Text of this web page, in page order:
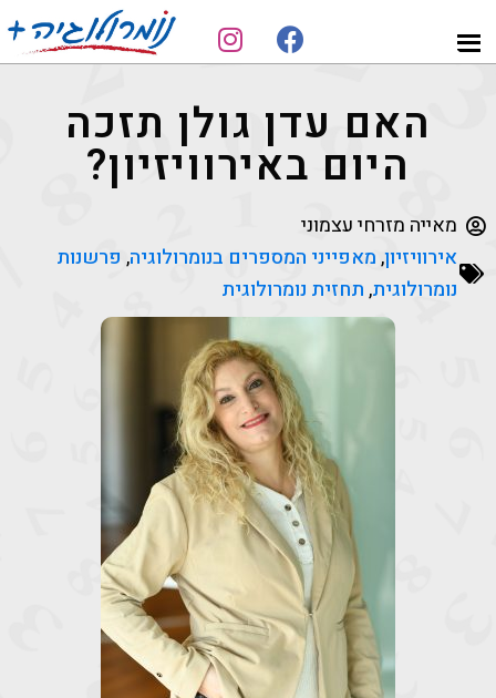
toto
מאייה
נומרולוגיה
פורצת
דרך
האם עדן גולן תזכה
היום באירוויזיון?
מאייה מזרחי עצמוני
אירוויזיון,מאפייני המספרים בנומרולוגיה, פרשנות
נומרולוגית,תחזית נומרולוגית